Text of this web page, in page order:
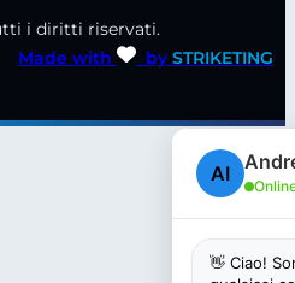
i diritti riservati.
Made with
by STRIKETING